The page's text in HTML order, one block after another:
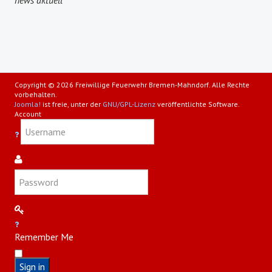
Copyright © 2026 Freiwillige Feuerwehr Bremen-Mahndorf. Alle Rechte
vorbehalten.
Joomla! ist freie, unter der GNU/GPL-Lizenz veröffentlichte Software.
Account
Remember Me
Sign in